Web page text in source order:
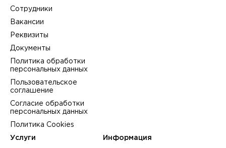
Сотрудники
Вакансии
Реквизиты
Документы
Политика обработки
персональных данных
Пользовательское
соглашение
Согласие обработки
персональных данных
Политика Cookies
Услуги Информация